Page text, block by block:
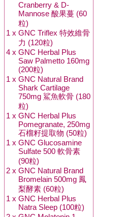
Cranberry & D-
Mannose 酸果蔓 (60
粒)
1 x GNC Triflex 特效維骨
力 (120粒)
4 x GNC Herbal Plus
Saw Palmetto 160mg
(200粒)
1 x GNC Natural Brand
Shark Cartilage
750mg 鯊魚軟骨 (180
粒)
1 x GNC Herbal Plus
Pomegranate, 250mg
石榴籽提取物 (50粒)
1 x GNC Glucosamine
Sulfate 500 軟骨素
(90粒)
2 x GNC Natural Brand
Bromelain 500mg 鳳
梨酵素 (60粒)
1 x GNC Herbal Plus
Natra Sleep (100粒)